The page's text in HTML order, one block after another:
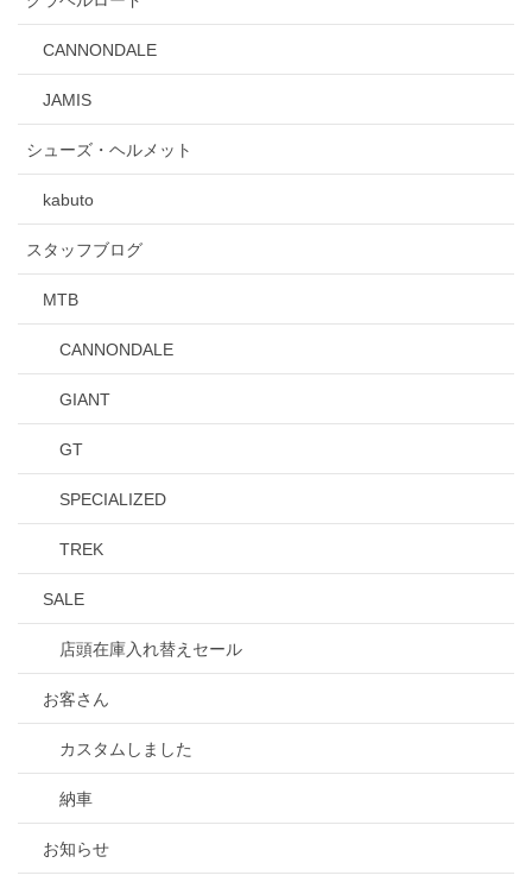
CANNONDALE
JAMIS
シューズ・ヘルメット
kabuto
スタッフブログ
MTB
CANNONDALE
GIANT
GT
SPECIALIZED
TREK
SALE
店頭在庫入れ替えセール
お客さん
カスタムしました
納車
お知らせ